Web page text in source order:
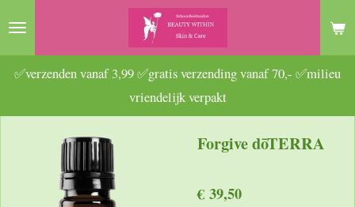
Ga
naar
hoofdinhoud
✅verzenden vanaf 3,99 ✅gratis verzending vanaf 70,- ✅milieu
vriendelijk verpakt
Forgive dōTERRA
€ 39,50